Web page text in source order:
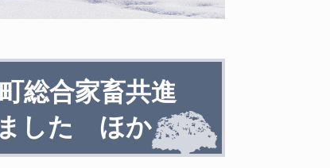
総合家畜共進
ました ほか